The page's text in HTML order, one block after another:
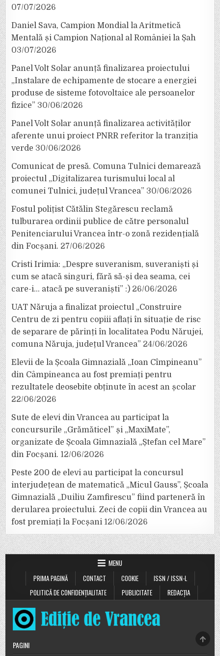
07/07/2026
Daniel Sava, Campion Mondial la Aritmetică
Mentală și Campion Național al României la Șah
03/07/2026
Panel Volt Solar anunță finalizarea proiectului
„Instalare de echipamente de stocare a energiei
produse de sisteme fotovoltaice ale persoanelor
fizice” 30/06/2026
Panel Volt Solar anunță finalizarea activităților
aferente unui proiect PNRR referitor la tranziția
verde 30/06/2026
Comunicat de presă. Comuna Tulnici demarează
proiectul „Digitalizarea turismului local al
comunei Tulnici, județul Vrancea” 30/06/2026
Fostul polițist Cătălin Stegărescu reclamă
tulburarea ordinii publice de către personalul
Penitenciarului Vrancea într-o zonă rezidențială
din Focșani. 27/06/2026
Cristi Irimia: „Despre suveranism, suveraniști și
cum se atacă singuri, fără să-și dea seama, cei
care-i… atacă pe suveraniști” :) 26/06/2026
UAT Năruja a finalizat proiectul „Construire
Centru de zi pentru copiii aflați în situație de risc
de separare de părinți în localitatea Podu Nărujei,
comuna Năruja, județul Vrancea” 24/06/2026
Elevii de la Școala Gimnazială „Ioan Cîmpineanu”
din Câmpineanca au fost premiați pentru
rezultatele deosebite obținute în acest an școlar
22/06/2026
Sute de elevi din Vrancea au participat la
concursurile „Grămăticel” și „MaxiMate”,
organizate de Școala Gimnazială „Ștefan cel Mare”
din Focșani. 12/06/2026
Peste 200 de elevi au participat la concursul
interjudețean de matematică „Micul Gauss”, Școala
Gimnazială „Duiliu Zamfirescu” fiind parteneră în
derularea proiectului. Zeci de copii din Vrancea au
fost premiați la Focșani 12/06/2026
MENU
PRIMA PAGINĂ
CONTACT COOKIE
ISSN / ISSN-L
POLITICĂ DE CONFIDENȚIALITATE
PUBLICITATE REDACȚIA
PAGINI
TOP